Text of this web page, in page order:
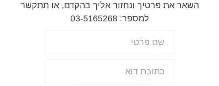
השאר את פרטיך ונחזור אליך בהקדם, או תתקשר
למספר: 03-5165268